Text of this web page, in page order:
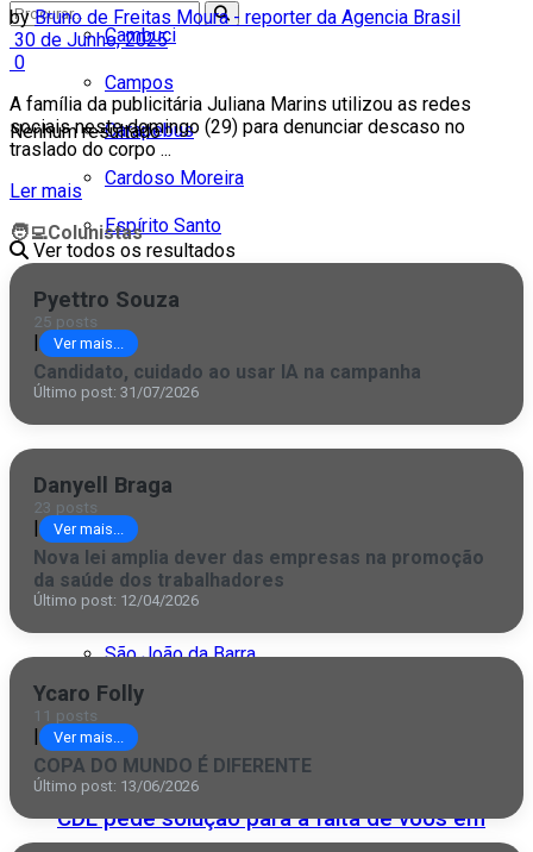
Cambuci
Campos
Carapebus
Cardoso Moreira
Espírito Santo
Itaperuna
Rio de Janeiro
São Fidélis
São Francisco
São João da Barra
São Paulo
CDL pede solução para a falta de voos em
Nenhum resultado
Ver todos os resultados
by Bruno de Freitas Moura - reporter da Agencia Brasil
30 de Junho, 2025
0
A família da publicitária Juliana Marins utilizou as redes
sociais neste domingo (29) para denunciar descaso no
traslado do corpo ...
Ler mais
🧑‍💻Colunistas
Pyettro Souza
25 posts
| Ver mais...
Candidato, cuidado ao usar IA na campanha
Último post: 31/07/2026
Danyell Braga
23 posts
| Ver mais...
Nova lei amplia dever das empresas na promoção
da saúde dos trabalhadores
Último post: 12/04/2026
Ycaro Folly
11 posts
| Ver mais...
COPA DO MUNDO É DIFERENTE
Último post: 13/06/2026